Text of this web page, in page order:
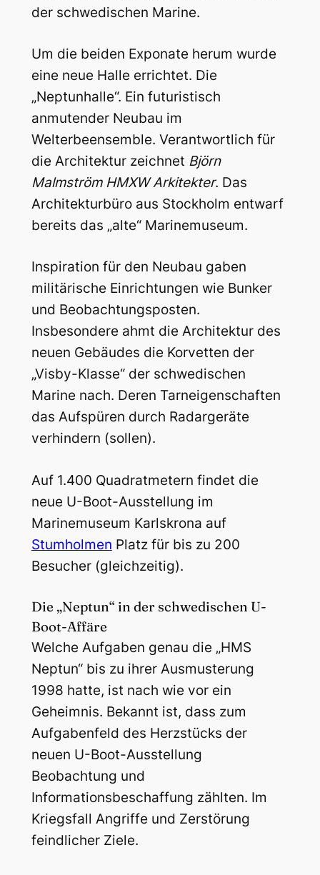
der schwedischen Marine.
Um die beiden Exponate herum wurde
eine neue Halle errichtet. Die
„Neptunhalle“. Ein futuristisch
anmutender Neubau im
Welterbeensemble. Verantwortlich für
die Architektur zeichnet Björn
Malmström HMXW Arkitekter. Das
Architekturbüro aus Stockholm entwarf
bereits das „alte“ Marinemuseum.
Inspiration für den Neubau gaben
militärische Einrichtungen wie Bunker
und Beobachtungsposten.
Insbesondere ahmt die Architektur des
neuen Gebäudes die Korvetten der
„Visby-Klasse“ der schwedischen
Marine nach. Deren Tarneigenschaften
das Aufspüren durch Radargeräte
verhindern (sollen).
Auf 1.400 Quadratmetern findet die
neue U-Boot-Ausstellung im
Marinemuseum Karlskrona auf
Stumholmen Platz für bis zu 200
Besucher (gleichzeitig).
Die „Neptun“ in der schwedischen U-
Boot-Affäre
Welche Aufgaben genau die „HMS
Neptun“ bis zu ihrer Ausmusterung
1998 hatte, ist nach wie vor ein
Geheimnis. Bekannt ist, dass zum
Aufgabenfeld des Herzstücks der
neuen U-Boot-Ausstellung
Beobachtung und
Informationsbeschaffung zählten. Im
Kriegsfall Angriffe und Zerstörung
feindlicher Ziele.